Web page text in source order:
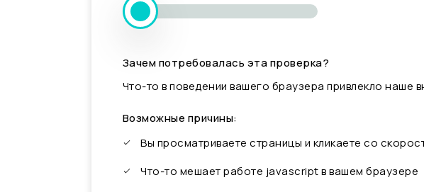
Зачем потребовалась эта проверка?
Что-то в поведении вашего браузера привлекло наше
Возможные причины:
Вы просматриваете страницы и кликаете со
Что-то мешает работе javascript в вашем браузере